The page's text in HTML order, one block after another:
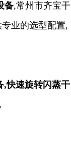
备,常州市齐宝干
业的选型配置,
,快速旋转闪蒸干